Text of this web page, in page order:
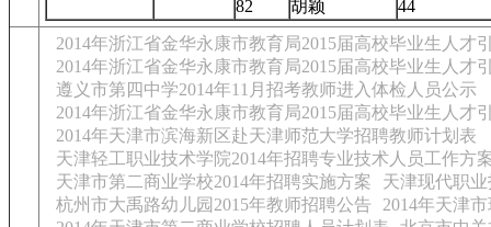
82 胡颖 44
2014年浙江省金华永康市教育局2015届高校毕业生人才
2014年浙江省金华永康市教育局2015届高校毕业生人才
遵义市第四中学2014年11月招考教师进入体检人员公示
2014年浙江省金华永康市教育局2015届高校毕业生人才
2014年天津市滨海新区赴天津师范大学招聘教师计划表
天津轻工职业技术学院2014年招聘专业技术人员工作方
天津市第二商业学校2014年招聘实施方案
天津现代职
杭州市大禹路幼儿园2015年教师招聘公告
2014年天津